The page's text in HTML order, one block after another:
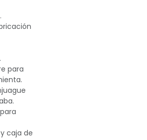
para
caja de